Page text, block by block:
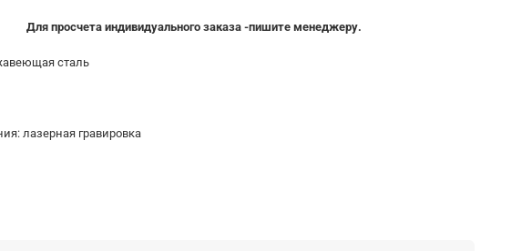
Для просчета индивидуального заказа -пишите менеджеру.
сталь
лазерная гравировка